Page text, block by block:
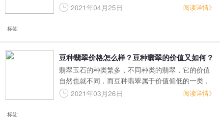
翡翠为原料的葫芦是非常常见的饰品，也是深受人
2021年04月25日 阅读详情》
标签:
豆种翡翠价格怎么样？豆种翡翠的价值又如何？
翡翠玉石的种类繁多，不同种类的翡翠，它的价值
自然也就不同，而豆种翡翠属于价值偏低的一类，
拍卖会上也很难见到豆种翡翠。俗话说：“十有九
2021年03月26日 阅读详情》
标签: